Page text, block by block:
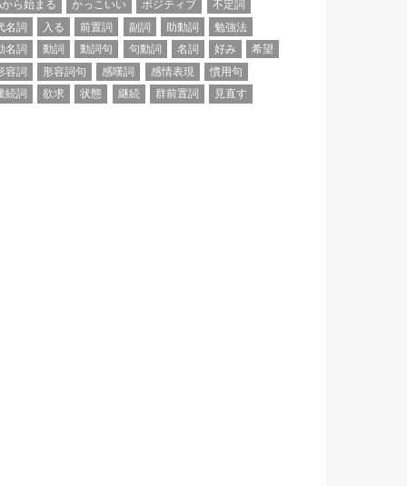
ら始まる かっこいい ポジティブ
不定詞
名詞
入る 前置詞 副詞 助動詞
勉強法
名詞
動詞 動詞句 句動詞 名詞 好み
希望
容詞
形容詞句 感嘆詞 感情表現
慣用句
続詞
欲求 状態 継続 群前置詞 見直す